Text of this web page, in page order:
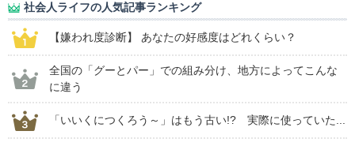
社会人ライフの人気記事ランキング
【嫌われ度診断】 あなたの好感度はどれくらい？
全国の「グーとパー」での組み分け、地方によってこんな
に違う
「いいくにつくろう～」はもう古い!? 実際に使っていた...